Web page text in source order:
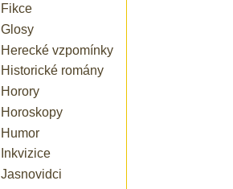
Fikce
Glosy
Herecké vzpomínky
Historické romány
Horory
Horoskopy
Humor
Inkvizice
Jasnovidci